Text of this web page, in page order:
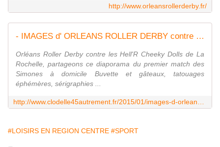
http://www.orleansrollerderby.fr/
- IMAGES d' ORLEANS ROLLER DERBY contre Hell'R Cheeky Dolls LA ROCHELLE 11 janvier 2015 - VIVRE AUTREMENT VOS LOISIRS avec Clodelle
Orléans Roller Derby contre les Hell'R Cheeky Dolls de La
Rochelle, partageons ce diaporama du premier match des
Simones à domicile Buvette et gâteaux, tatouages
éphémères, sérigraphies ...
#LOISIRS EN REGION CENTRE #SPORT